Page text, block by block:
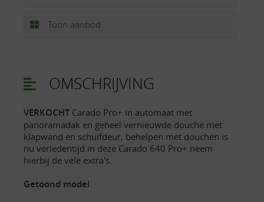
Toon aanbod
OMSCHRIJVING
VERKOCHT Carado Pro+ in automaat met
panoramadak en geheel vernieuwde douche met
klapwand en schuifdeur, behelpen met douchen is
nu verledentijd in deze Carado 640 Pro+ neem
hierbij de vele extra's.
Getoond model